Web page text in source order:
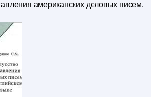
американских деловых писем.